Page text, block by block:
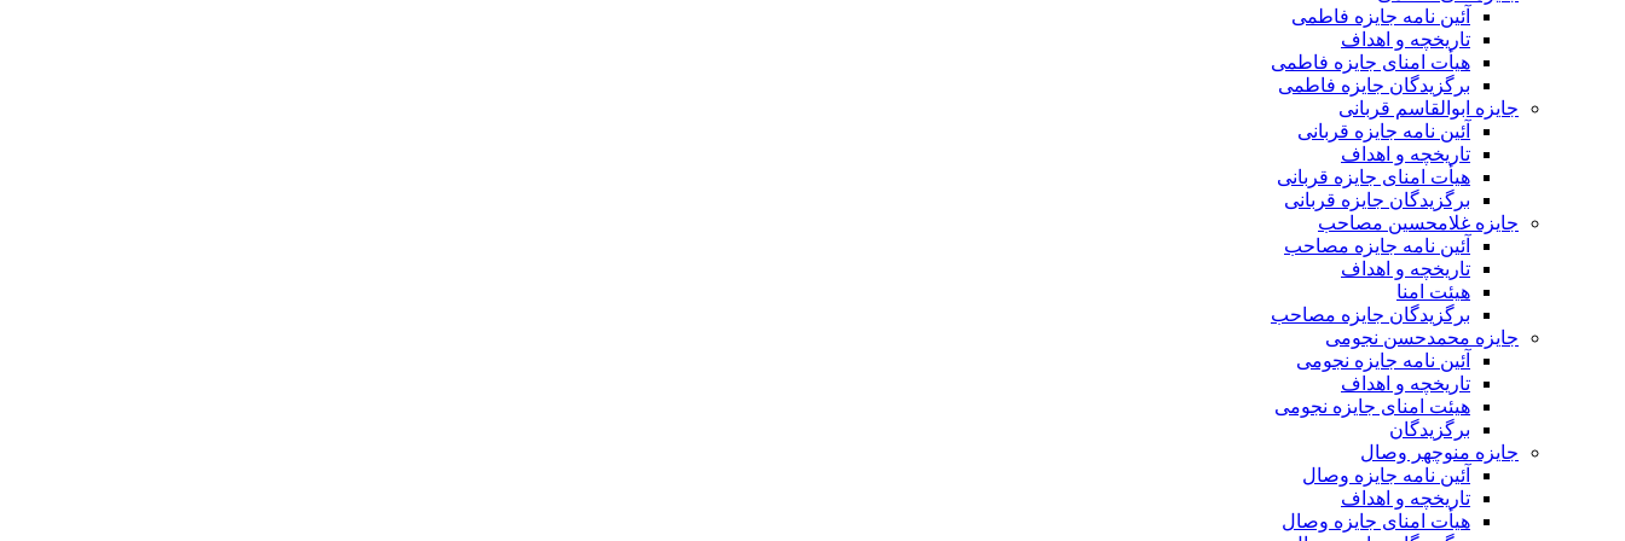
آئین نامه جایزه فاطمی
تاریخچه و اهداف
هیأت امنای جایزه فاطمی
برگزیدگان جایزه فاطمی
جایزه ابوالقاسم قربانی
آئین نامه جایزه قربانی
تاریخچه و اهداف
هیأت امنای جایزه قربانی
برگزیدگان جایزه قربانی
جایزه غلامحسین مصاحب
آئین نامه جایزه مصاحب
تاریخچه و اهداف
هیئت امنا
برگزیدگان جایزه مصاحب
جایزه محمدحسن نجومی
آئین نامه جایزه نجومی
تاریخچه و اهداف
هیئت امنای جایزه نجومی
برگزیدگان
جایزه منوچهر وصال
آئین نامه جایزه وصال
تاریخچه و اهداف
هیأت امنای جایزه وصال